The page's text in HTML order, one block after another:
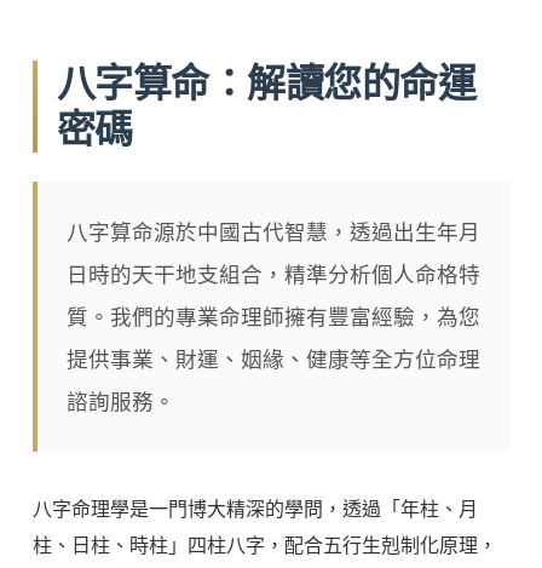
八字算命：解讀您的命運
密碼
八字算命源於中國古代智慧，透過出生年月
日時的天干地支組合，精準分析個人命格特
質。我們的專業命理師擁有豐富經驗，為您
提供事業、財運、姻緣、健康等全方位命理
諮詢服務。
八字命理學是一門博大精深的學問，透過「年柱、月
柱、日柱、時柱」四柱八字，配合五行生剋制化原理，